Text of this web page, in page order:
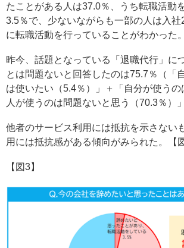
たことがある人は37.0％、うち転職活動
3.5％で、少ないながらも一部の人は入
に転職活動を行っていることがわかった。
昨今、話題となっている「退職代行」に
とは問題ないと回答したのは75.7％（「
は使いたい（5.4％）」＋「自分が使うの
人が使うのは問題ないと思う（70.3％）
他者のサービス利用には抵抗を示さない
用には抵抗感がある傾向がみられた。【
【図3】